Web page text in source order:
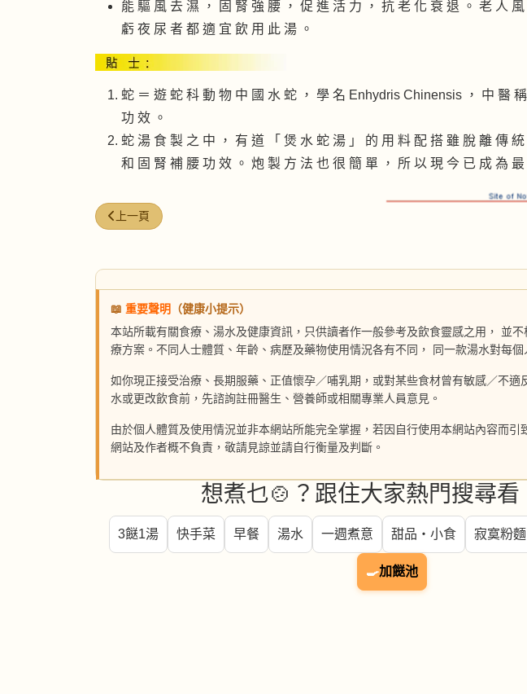
能 驅 風 去 濕 ， 固 腎 強 腰 ， 促 進 活 力 ， 抗 老 化 衰 退 。 老 人
虧 夜 尿 者 都 適 宜 飲 用 此 湯 。
蛇 ＝ 遊 蛇 科 動 物 中 國 水 蛇 ， 學 名 Enhydris Chinensis ， 中 醫
功 效 。
蛇 湯 食 製 之 中 ， 有 道 「 煲 水 蛇 湯 」 的 用 料 配 搭 雖 脫 離 傳
和 固 腎 補 腰 功 效 。 炮 製 方 法 也 很 簡 單 ， 所 以 現 今 已 成 為
上一篇文章: 雙芹爆炒牛肉絲海蜇
上一頁
📖 重要聲明
（健康小提示）
本站所載有關食療、湯水及健康資訊，只供讀者作一般參考及飲食靈感之用， 並
療方案。不同人士體質、年齡、病歷及藥物使用情況各有不同， 同一款湯水對每個
如你現正接受治療、長期服藥、正值懷孕／哺乳期，或對某些食材曾有敏感／不適
水或更改飲食前，先諮詢註冊醫生、營養師或相關專業人員意見。
由於個人體質及使用情況並非本網站所能完全掌握，若因自行使用本網站內容而引
網站及作者概不負責，敬請見諒並請自行衡量及判斷。
想煮乜🍲？跟住大家熱門搜尋看
3餸1湯 快手菜 早餐 湯水 一週煮意 甜品・小食 寂寞粉麵
🍳加餸池